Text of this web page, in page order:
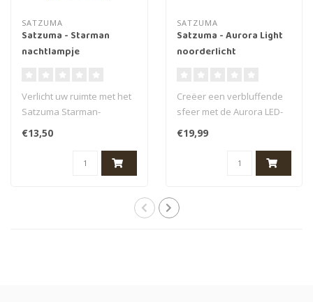
SATZUMA
Satzuma - Starman
nachtlampje
Verlicht uw ruimte met het
Satzuma Starman-
nachtlampje, dat een
sereen zonsonder..
€13,50
SATZUMA
Satzuma - Aurora Light
noorderlicht
Creëer een verbluffende
sfeer met de Aurora LED-
lamp!
Met 16 betoverende
€19,99